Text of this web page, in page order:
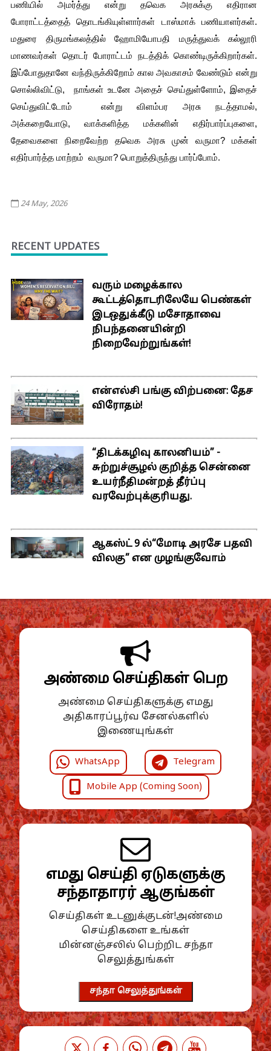
பணியில் அமர்த்து என்று தவெக அரசுக்கு எதிரான
போராட்டத்தைத் தொடங்கியுள்ளார்கள் டாஸ்மாக் பணியாளர்கள்.
மதுரை திருமங்கலத்தில் ஹோமியோபதி மருத்துவக் கல்லூரி
மாணவர்கள் தொடர் போராட்டம் நடத்திக் கொண்டிருக்கிறார்கள்.
இப்போதுதானே வந்திருக்கிறோம் கால அவகாசம் வேண்டும் என்று
சொல்லிவிட்டு,  நாங்கள் உடனே அதைச் செய்துள்ளோம், இதைச்
செய்துவிட்டோம்  என்று விளம்பர அரசு நடத்தாமல்,
அக்கறையோடு, வாக்களித்த மக்களின் எதிர்பார்ப்புகளை,
தேவைகளை நிறைவேற்ற தவெக அரசு முன் வருமா? மக்கள்
எதிர்பார்த்த மாற்றம்  வருமா? பொறுத்திருந்து பார்ப்போம்.
24 May, 2026
RECENT UPDATES
வரும் மழைக்கால
கூட்டத்தொடரிலேயே பெண்கள்
இடஒதுக்கீடு மசோதாவை
நிபந்தனையின்றி
நிறைவேற்றுங்கள்!
என்எல்சி பங்கு விற்பனை: தேச
விரோதம்!
“திடக்கழிவு காலனியம்” -
சுற்றுச்சூழல் குறித்த சென்னை
உயர்நீதிமன்றத் தீர்ப்பு
வரவேற்புக்குரியது.
ஆகஸ்ட் 9 ல்“மோடி அரசே பதவி
விலகு” என முழங்குவோம்
அண்மை செய்திகள் பெற
அண்மை செய்திகளுக்கு எமது
அதிகாரப்பூர்வ சேனல்களில்
இணையுங்கள்
WhatsApp Telegram
Mobile App (Coming Soon)
எமது செய்தி ஏடுகளுக்கு
சந்தாதாரர் ஆகுங்கள்
செய்திகள் உடனுக்குடன்!அண்மை
செய்திகளை உங்கள்
மின்னஞ்சலில் பெற்றிட சந்தா
செலுத்துங்கள்
சந்தா செலுத்துங்கள்